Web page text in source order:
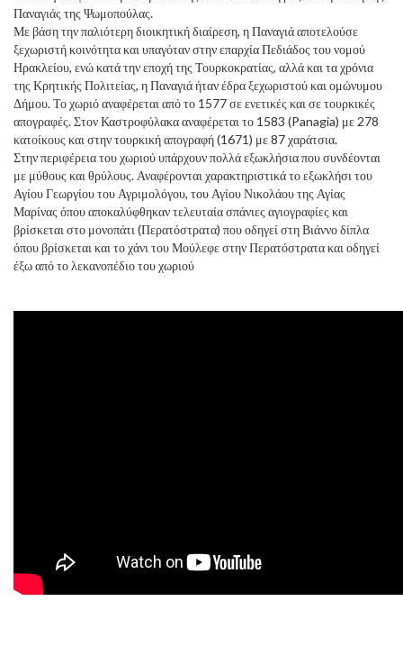
Παναγιάς της Ψωμοπούλας.
Με βάση την παλιότερη διοικητική διαίρεση, η Παναγιά αποτελούσε
ξεχωριστή κοινότητα και υπαγόταν στην επαρχία Πεδιάδος του νομού
Ηρακλείου, ενώ κατά την εποχή της Τουρκοκρατίας, αλλά και τα χρόνια
της Κρητικής Πολιτείας, η Παναγιά ήταν έδρα ξεχωριστού και ομώνυμου
Δήμου. Το χωριό αναφέρεται από το 1577 σε ενετικές και σε τουρκικές
απογραφές. Στον Καστροφύλακα αναφέρεται το 1583 (Panagia) με 278
κατοίκους και στην τουρκική απογραφή (1671) με 87 χαράτσια.
Στην περιφέρεια του χωριού υπάρχουν πολλά εξωκλήσια που συνδέονται
με μύθους και θρύλους. Αναφέρονται χαρακτηριστικά το εξωκλήσι του
Αγίου Γεωργίου του Αγριμολόγου, του Αγίου Νικολάου της Αγίας
Μαρίνας όπου αποκαλύφθηκαν τελευταία σπάνιες αγιογραφίες και
βρίσκεται στο μονοπάτι (Περατόστρατα) που οδηγεί στη Βιάννο δίπλα
όπου βρίσκεται και το χάνι του Μούλεφε στην Περατόστρατα και οδηγεί
έξω από το λεκανοπέδιο του χωριού